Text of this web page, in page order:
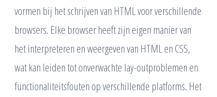
vormen bij het schrijven van HTML voor verschillende
browsers. Elke browser heeft zijn eigen manier van
het interpreteren en weergeven van HTML en CSS,
wat kan leiden tot onverwachte lay-outproblemen en
functionaliteitsfouten op verschillende platforms. Het